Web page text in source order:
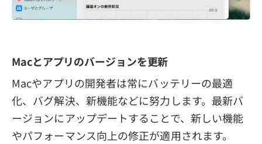
Macとアプリのバージョンを更新
Macやアプリの開発者は常にバッテリーの最適
化、バグ解決、新機能などに努力します。最新バ
ージョンにアップデートすることで、新しい機能
やパフォーマンス向上の修正が適用されます。